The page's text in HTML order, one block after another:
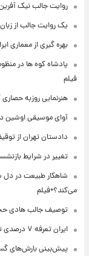
روایت جالب نیک
یک روایت جالب از
بهره گیری از معماری
پادشاه کوه ها در
فیلم
هنرنمایی روزبه
آوای موسیقی اوشین
دادستان تهران از
تغییر در شرایط
شاهکار طبیعت در
می‌کند؟+فیلم
توصیف جالب هادی
ایران تعرفه ۷ درصدی تردد از تنگه هرمز را ابلاغ کرد
پیش‌بینی بارش‌های